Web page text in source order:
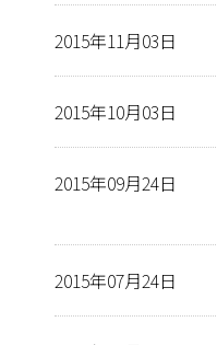
2015年11月03日
2015年10月03日
2015年09月24日
2015年07月24日